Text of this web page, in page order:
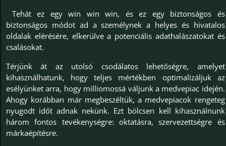
Tehát ez egy win win win, és ez egy biztonságos és
biztonságos módot ad a személynek a helyes és hivatalos
oldalak elérésére, elkerülve a potenciális adathalászatokat és
csalásokat.
Térjünk át az utolsó csodálatos lehetőségre, amelyet
kihasználhatunk, hogy teljes mértékben optimalizáljuk az
esélyünket arra, hogy milliomossá váljunk a medvepiac idején.
Ahogy korábban már megbeszéltük, a medvepiacok rengeteg
nyugodt időt adnak nekünk. Ezt bölcsen kell kihasználnunk
három fontos tevékenységre: oktatásra, szervezettségre és
márkaépítésre.